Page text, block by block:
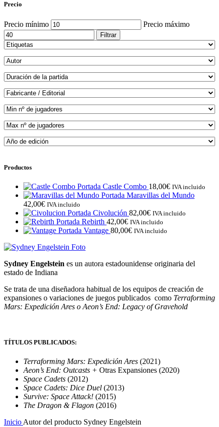
Precio
Precio mínimo Precio máximo
Filtrar
Productos
Castle Combo 18,00€ IVA incluido
Maravillas del Mundo
42,00€ IVA incluido
Civolución 82,00€ IVA incluido
Rebirth 42,00€ IVA incluido
Vantage 80,00€ IVA incluido
Sydney Engelstein es un autora estadounidense originaria del
estado de Indiana
Se trata de una diseñadora habitual de los equipos de creación de
expansiones o variaciones de juegos publicados como Terraforming
Mars: Expedición Ares o Aeon’s End: Legacy of Gravehold
TÍTULOS PUBLICADOS:
Terraforming Mars: Expedición Ares (2021)
Aeon’s End: Outcasts + Otras Expansiones (2020)
Space Cadets (2012)
Space Cadets: Dice Duel (2013)
Survive: Space Attack! (2015)
The Dragon & Flagon (2016)
Inicio Autor del producto Sydney Engelstein